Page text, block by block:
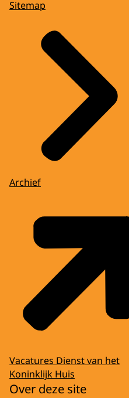
Sitemap
Archief
Vacatures Dienst van het
Koninklijk Huis
Over deze site